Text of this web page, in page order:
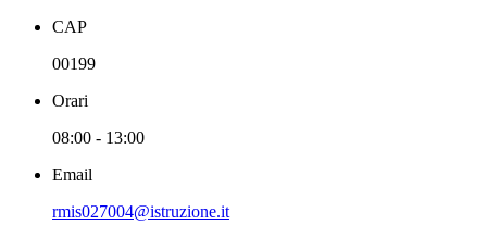
CAP
00199
Orari
08:00 - 13:00
Email
rmis027004@istruzione.it